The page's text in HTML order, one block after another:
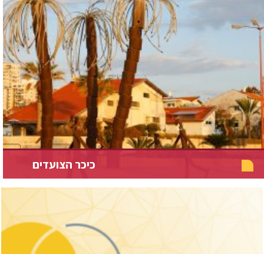
כיכר הצועדים